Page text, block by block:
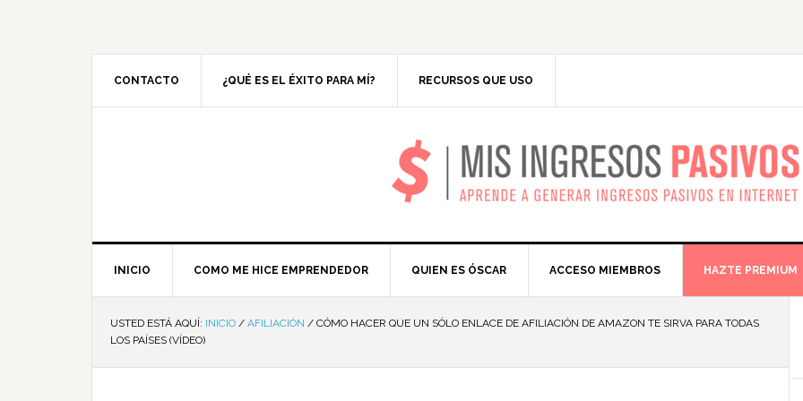
CONTACTO ¿QUÉ ES EL ÉXITO PARA MÍ? RECURSOS QUE USO
MIS INGRESOS
INICIO COMO ME HICE EMPRENDEDOR QUIEN ES ÓSCAR ACCESO MIEMBROS HAZTE PREMIUM
USTED ESTÁ AQUÍ: INICIO / AFILIACIÓN / CÓMO HACER QUE UN SÓLO ENLACE DE AFILIACIÓN DE AMAZON TE SIRVA PARA TODAS
LOS PAÍSES (VÍDEO)